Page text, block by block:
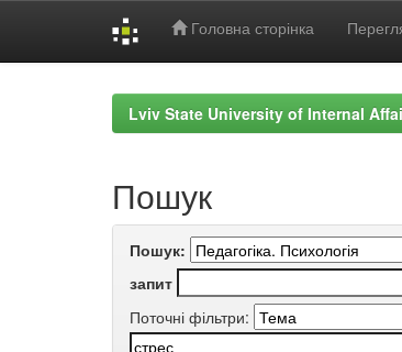
Головна сторінка
Lviv State University of Internal
Пошук
Пошук:
запит
Поточні фільтри: